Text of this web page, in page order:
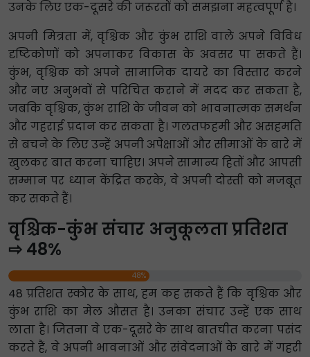
उनके लिए एक-दूसरे की जरूरतों को समझना महत्वपूर्ण है।
अपनी मित्रता में, वृश्चिक और कुंभ राशि वाले अपने विविध
दृष्टिकोणों को अपनाकर विकास के अवसर पा सकते हैं।
कुंभ, वृश्चिक को अपने सामाजिक दायरे का विस्तार करने
और नए अनुभवों से परिचित कराने में मदद कर सकता है,
जबकि वृश्चिक, कुंभ राशि के जीवन को भावनात्मक समर्थन
और गहराई प्रदान कर सकता है। गलतफहमी और असहमति
से बचने के लिए उन्हें अपनी अपेक्षाओं और सीमाओं के बारे में
खुलकर बात करना चाहिए। अपने सामान्य हितों और आपसी
सम्मान पर ध्यान केंद्रित करके, वे अपनी दोस्ती को मजबूत
कर सकते हैं।
वृश्चिक-कुंभ संचार अनुकूलता प्रतिशत
⇨ 48%
48%
48 प्रतिशत स्कोर के साथ, हम कह सकते हैं कि वृश्चिक और
कुंभ राशि का मेल औसत है। उनका संचार उन्हें एक साथ
लाता है। जितना वे एक-दूसरे के साथ बातचीत करना पसंद
करते हैं, वे अपनी भावनाओं और संवेदनाओं के बारे में गहरी